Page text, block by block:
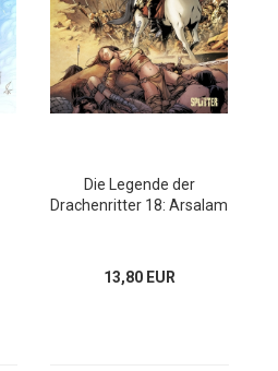
Die Legende der
Drachenritter 18: Arsalam
13,80 EUR